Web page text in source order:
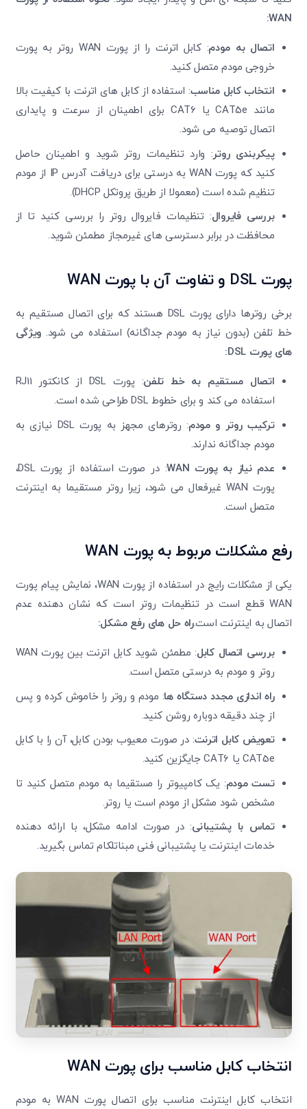
WAN
:
اتصال به مودم
: کابل اترنت را از پورت WAN روتر به پورت
خروجی مودم متصل کنید.
انتخاب کابل مناسب: استفاده از کابل های اترنت با کیفیت بالا
مانند CAT5e یا CAT6 برای اطمینان از سرعت و پایداری
اتصال توصیه می شود.
پیکربندی روتر: وارد تنظیمات روتر شوید و اطمینان حاصل
کنید که پورت WAN به درستی برای دریافت آدرس IP از مودم
تنظیم شده است (معمولا از طریق پروتکل DHCP).
بررسی فایروال: تنظیمات فایروال روتر را بررسی کنید تا از
محافظت در برابر دسترسی های غیرمجاز مطمئن شوید.
پورت DSL و تفاوت آن با پورت WAN
برخی روترها دارای پورت DSL هستند که برای اتصال مستقیم به
خط تلفن (بدون نیاز به مودم جداگانه) استفاده می شود. ویژگی
های پورت DSL
:
اتصال مستقیم به خط تلفن
: پورت DSL از کانکتور RJ11
استفاده می کند و برای خطوط DSL طراحی شده است.
ترکیب روتر و مودم
: روترهای مجهز به پورت DSL نیازی به
مودم جداگانه ندارند.
عدم نیاز به پورت WAN
: در صورت استفاده از پورت DSL،
پورت WAN غیرفعال می شود، زیرا روتر مستقیما به اینترنت
متصل است.
رفع مشکلات مربوط به پورت WAN
یکی از مشکلات رایج در استفاده از پورت WAN، نمایش پیام پورت
WAN قطع است در تنظیمات روتر است که نشان دهنده عدم
اتصال به اینترنت است.راه حل های رفع مشکل:
بررسی اتصال کابل
: مطمئن شوید کابل اترنت بین پورت WAN
روتر و مودم به درستی متصل است.
راه اندازی مجدد دستگاه ها: مودم و روتر را خاموش کرده و پس
از چند دقیقه دوباره روشن کنید.
تعویض کابل اترنت: در صورت معیوب بودن کابل، آن را با کابل
CAT5e یا CAT6 جایگزین کنید.
تست مودم: یک کامپیوتر را مستقیما به مودم متصل کنید تا
مشخص شود مشکل از مودم است یا روتر.
تماس با پشتیبانی: در صورت ادامه مشکل، با ارائه دهنده
خدمات اینترنت یا پشتیبانی فنی مبناتلکام تماس بگیرید.
انتخاب کابل مناسب برای پورت WAN
انتخاب کابل اینترنت مناسب برای اتصال پورت WAN به مودم